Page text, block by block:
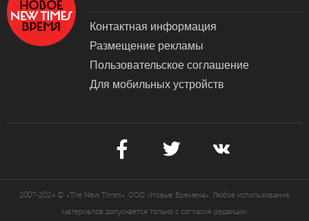
Контактная информация
Размещение рекламы
Пользовательское соглашение
Для мобильных устройств
2007-2024 © «The New Times». ООО «Новые Времена». Любое использование
материалов допускается только с согласия редакции.